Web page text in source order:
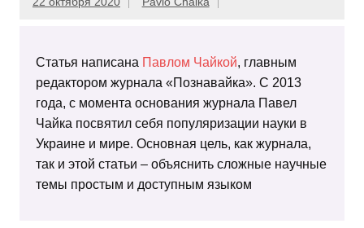
Статья написана Павлом Чайкой, главным
редактором журнала «Познавайка». С 2013
года, с момента основания журнала Павел
Чайка посвятил себя популяризации науки в
Украине и мире. Основная цель, как журнала,
так и этой статьи – объяснить сложные научные
темы простым и доступным языком